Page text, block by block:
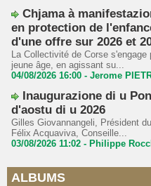
Chjama à
en protection de
d'une offre sur 2026 et
La Collectivité de Corse
jeune âge, en agissant su...
04/08/2026 16:00 - Jerome
Inaugurazione di u
d'aostu di u 2026
Gilles Giovannangeli, Président
Félix Acquaviva, Conseille...
03/08/2026 11:02 - Philippe
ALBUMS